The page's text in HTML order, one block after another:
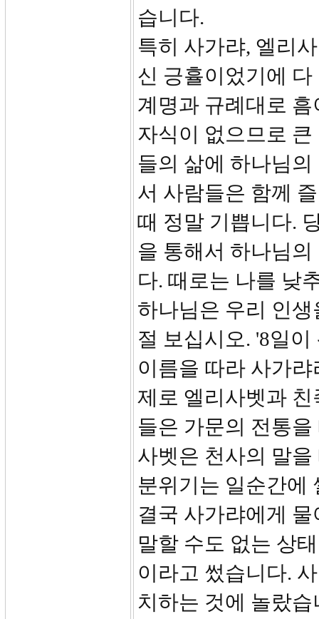
습니다.
특히 사가랴, 엘리
신 긍휼이었기에
계명과 규례대로
자식이 없으므로
들의 삶에 하나님
서 사람들은 함께
때 정말 기쁩니다.
을 통해서 하나님
다. 때로는 나를 낮
하나님은 우리 인
절 보십시오. '8일
이름을 따라 사가
제로 엘리사벳과
들은 가문의 전통
사벳은 천사의 말
분위기는 일순간에
결국 사가랴에게
말할 수도 없는 상
이라고 썼습니다.
치하는 것에 놀랐